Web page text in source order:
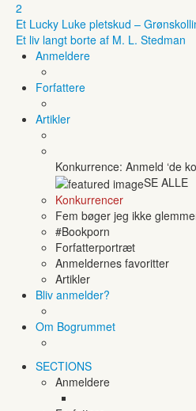
2
Et Lucky Luke pletskud –
Et liv langt borte af M. L. Stedman
Anmeldere
Forfattere
Artikler
Konkurrence: Anmeld ‘de
SE ALLE
Konkurrencer
Fem bøger jeg ikke
#Bookporn
Forfatterportræt
Anmeldernes favoritter
Artikler
Bliv anmelder?
Om Bogrummet
SECTIONS
Anmeldere